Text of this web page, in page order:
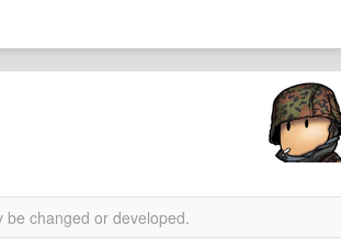
changed or developed.